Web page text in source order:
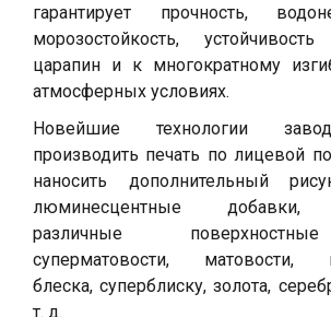
гарантирует прочность,
морозостойкость,
царапин и к многократному
атмосферных условиях.
Новейшие технологии
производить печать по лицевой
наносить дополнительный
люминесцентные добавки,
различные
суперматовости, матовости,
блеска, суперблиску, золота,
т. д.